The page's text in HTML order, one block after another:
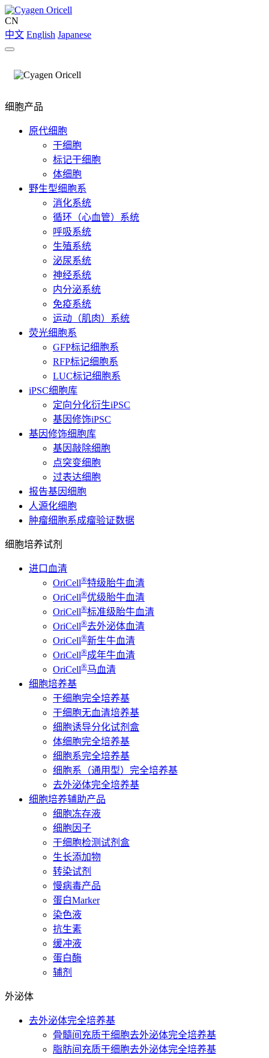
CN
中文 English Japanese
细胞产品
原代细胞
干细胞
标记干细胞
体细胞
野生型细胞系
消化系统
循环（心血管）系统
呼吸系统
生殖系统
泌尿系统
神经系统
内分泌系统
免疫系统
运动（肌肉）系统
荧光细胞系
GFP标记细胞系
RFP标记细胞系
LUC标记细胞系
iPSC细胞库
定向分化衍生iPSC
基因修饰iPSC
基因修饰细胞库
基因敲除细胞
点突变细胞
过表达细胞
报告基因细胞
人源化细胞
肿瘤细胞系成瘤验证数据
细胞培养试剂
进口血清
OriCell®特级胎牛血清
OriCell®优级胎牛血清
OriCell®标准级胎牛血清
OriCell®去外泌体血清
OriCell®新生牛血清
OriCell®成年牛血清
OriCell®马血清
细胞培养基
干细胞完全培养基
干细胞无血清培养基
细胞诱导分化试剂盒
体细胞完全培养基
细胞系完全培养基
细胞系（通用型）完全培养基
去外泌体完全培养基
细胞培养辅助产品
细胞冻存液
细胞因子
干细胞检测试剂盒
生长添加物
转染试剂
慢病毒产品
蛋白Marker
染色液
抗生素
缓冲液
蛋白酶
辅剂
外泌体
去外泌体完全培养基
骨髓间充质干细胞去外泌体完全培养基
脂肪间充质干细胞去外泌体完全培养基